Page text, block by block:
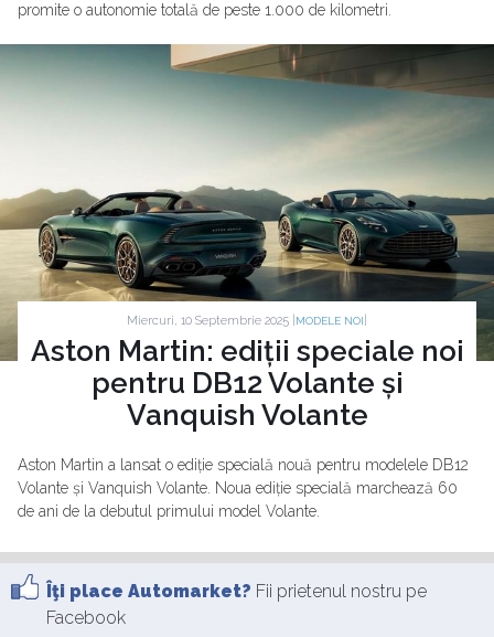
promite o autonomie totală de peste 1.000 de kilometri.
Miercuri, 10 Septembrie 2025 | MODELE NOI
Aston Martin: ediții speciale noi
pentru DB12 Volante și
Vanquish Volante
Aston Martin a lansat o ediție specială nouă pentru modelele DB12
Volante și Vanquish Volante. Noua ediție specială marchează 60
de ani de la debutul primului model Volante.
Îţi place Automarket? Fii prietenul nostru pe
Facebook